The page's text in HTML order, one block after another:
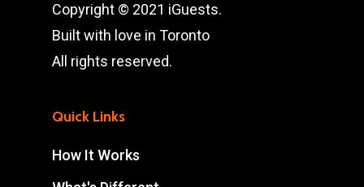
Copyright © 2021 iGuests.
Built with love in Toronto
All rights reserved.
Quick Links
How It Works